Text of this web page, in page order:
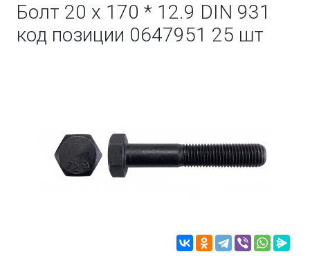
Болт 20 х 170 * 12.9 DIN 931
код позиции 0647951 25 шт